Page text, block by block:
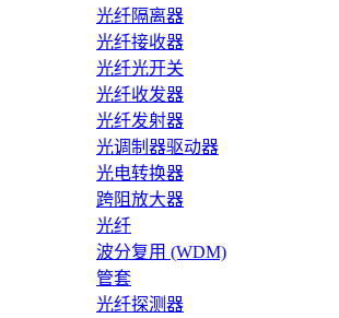
光纤隔离器
光纤接收器
光纤光开关
光纤收发器
光纤发射器
光调制器驱动器
光电转换器
跨阻放大器
光纤
波分复用 (WDM)
管套
光纤探测器